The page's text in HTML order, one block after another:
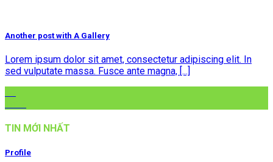
Another post with A Gallery
Lorem ipsum dolor sit amet, consectetur adipiscing elit. In
sed vulputate massa. Fusce ante magna, [...]
TIN MỚI NHẤT
Profile